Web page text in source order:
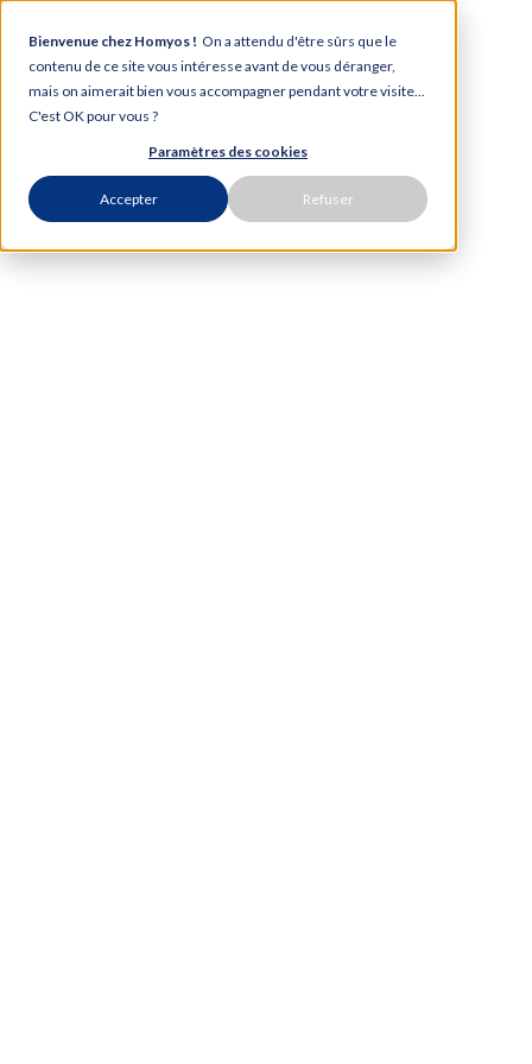
Bienvenue chez Homyos ! On a attendu d'être sûrs que le
contenu de ce site vous intéresse avant de vous déranger,
mais on aimerait bien vous accompagner pendant votre visite...
C'est OK pour vous ?
Paramètres des cookies
Accepter Refuser